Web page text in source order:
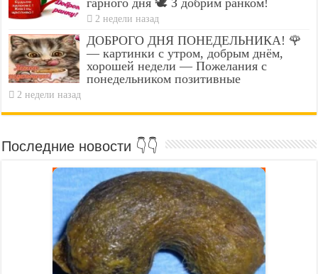
гарного дня 🕊️ З добрим ранком!
2 недели назад
ДОБРОГО ДНЯ ПОНЕДЕЛЬНИКА! 🌹
— картинки с утром, добрым днём,
хорошей недели — Пожелания с
понедельником позитивные
2 недели назад
Последние новости 👇👇